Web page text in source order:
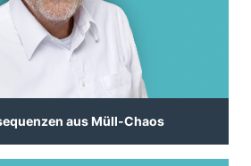
aus Müll-Chaos